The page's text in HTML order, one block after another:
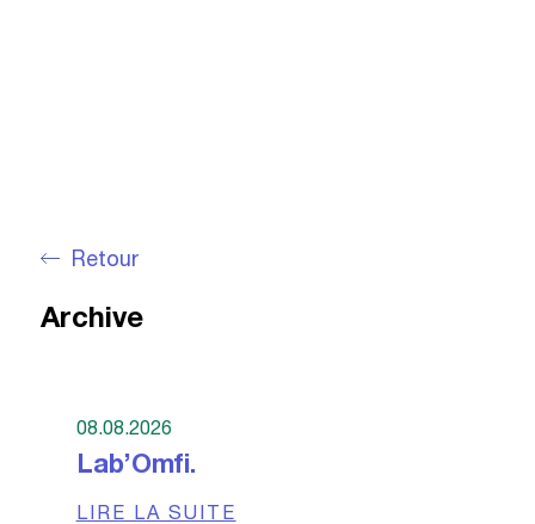
Retour
Archive
08.08.2026
Lab’Omfi.
LIRE LA SUITE